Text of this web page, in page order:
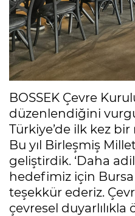
BOSSEK Çevre
düzenlendiğini
Türkiye’de ilk kez
Bu yıl Birleşmiş
geliştirdik. ‘Daha
hedefimiz için Bursa
teşekkür ederiz.
çevresel